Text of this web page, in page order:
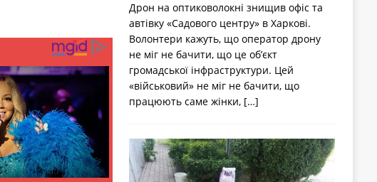
Дрон на оптиковолокні знищив офіс та
автівку «Садового центру» в Харкові.
Волонтери кажуть, що оператор дрону
не міг не бачити, що це об’єкт
громадської інфраструктури. Цей
«військовий» не міг не бачити, що
працюють саме жінки, […]